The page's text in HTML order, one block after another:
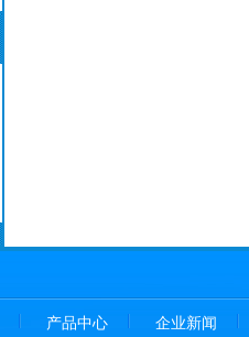
产品中心 企业新闻